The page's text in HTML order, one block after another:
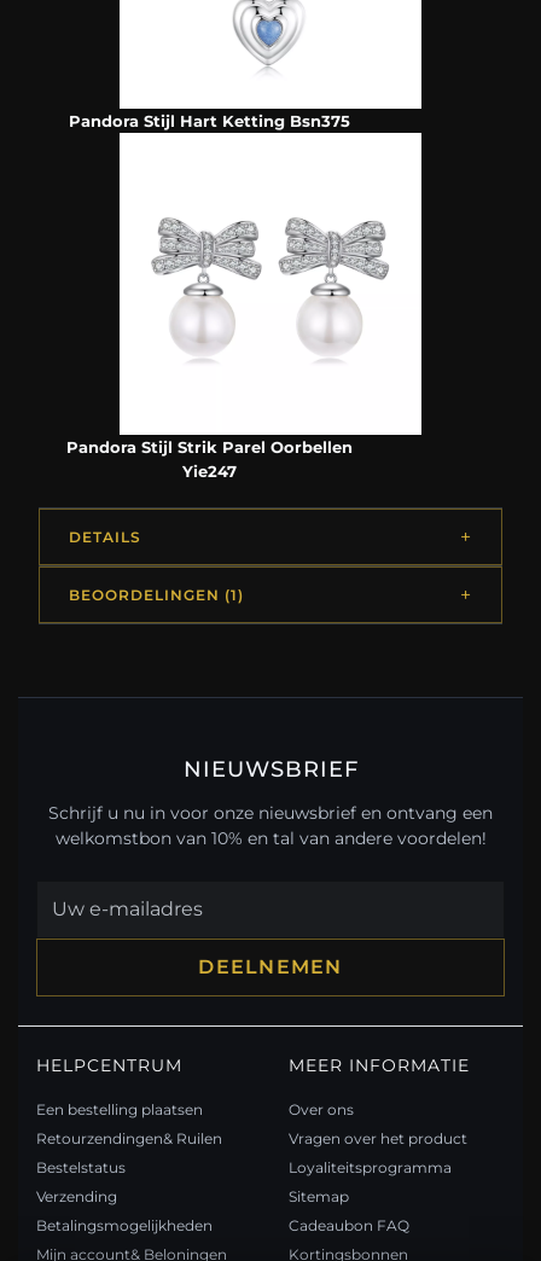
Pandora Stijl Hart Ketting Bsn375
Pandora Stijl Strik Parel Oorbellen
Yie247
DETAILS
BEOORDELINGEN (1)
NIEUWSBRIEF
Schrijf u nu in voor onze nieuwsbrief en ontvang een
welkomstbon van 10% en tal van andere voordelen!
DEELNEMEN
HELPCENTRUM
Een bestelling plaatsen
Retourzendingen& Ruilen
Bestelstatus
Verzending
Betalingsmogelijkheden
Mijn account& Beloningen
MEER INFORMATIE
Over ons
Vragen over het product
Loyaliteitsprogramma
Sitemap
Cadeaubon FAQ
Kortingsbonnen